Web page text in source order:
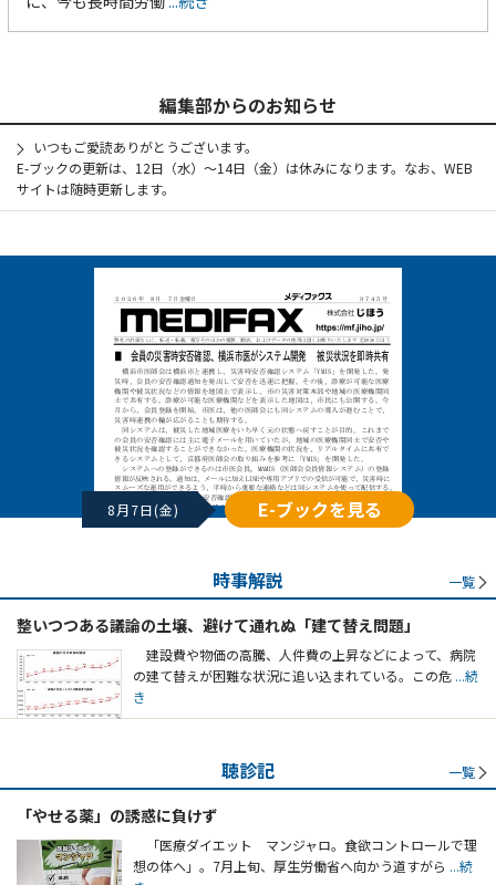
編集部からのお知らせ
いつもご愛読ありがとうございます。
E-ブックの更新は、12日（水）～14日（金）は休みになります。なお、WEB
サイトは随時更新します。
8月7日(金) E-ブックを見る
時事解説 一覧
整いつつある議論の土壌、避けて通れぬ「建て替え問題」
建設費や物価の高騰、人件費の上昇などによって、病院
の建て替えが困難な状況に追い込まれている。この危 ...続
き
聴診記 一覧
「やせる薬」の誘惑に負けず
「医療ダイエット マンジャロ。食欲コントロールで理
想の体へ」。7月上旬、厚生労働省へ向かう道すがら ...続